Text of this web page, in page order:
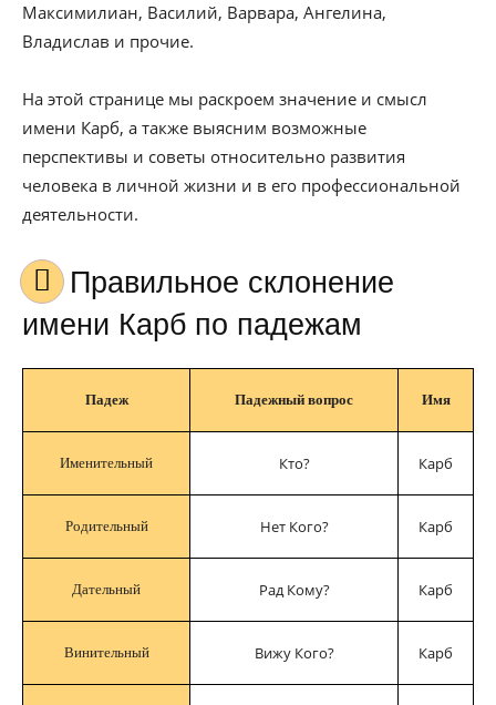
Максимилиан, Василий, Варвара, Ангелина,
Владислав и прочие.
На этой странице мы раскроем значение и смысл
имени Карб, а также выясним возможные
перспективы и советы относительно развития
человека в личной жизни и в его профессиональной
деятельности.
Правильное склонение
имени Карб по падежам
Падеж Падежный вопрос Имя
Именительный Кто? Карб
Родительный Нет Кого? Карб
Дательный Рад Кому? Карб
Винительный Вижу Кого? Карб